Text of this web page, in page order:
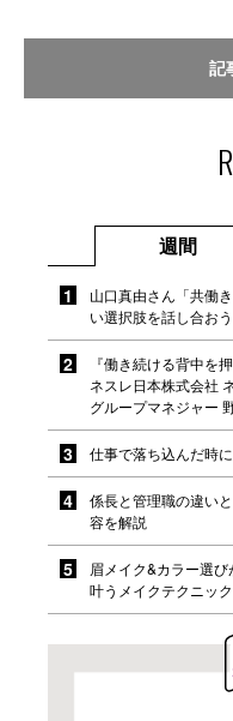
記
週間
山口真由さん「共働
い選択肢を話し合おう
『働き続ける背中を
ネスレ日本株式会社
グループマネジャー
仕事で落ち込んだ時
係長と管理職の違い
容を解説
眉メイク&カラー選
叶うメイクテクニック